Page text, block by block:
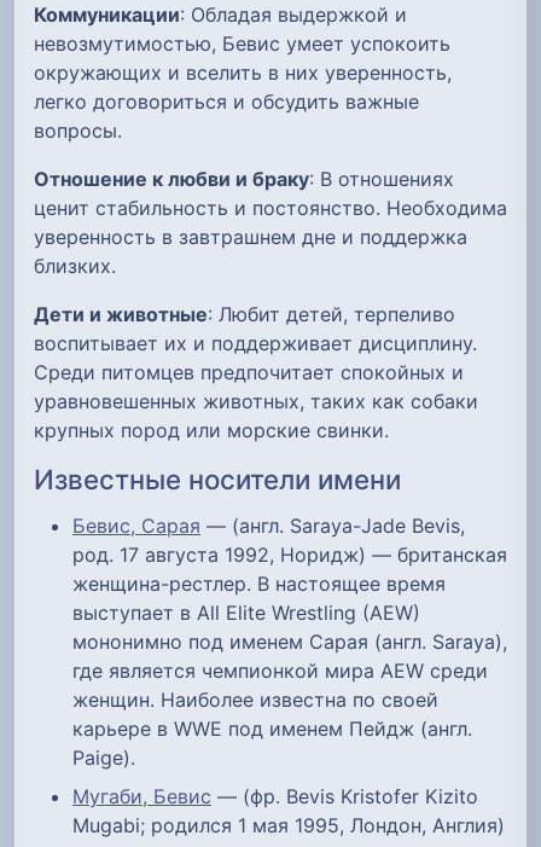
Коммуникации: Обладая выдержкой и
невозмутимостью, Бевис умеет успокоить
окружающих и вселить в них уверенность,
легко договориться и обсудить важные
вопросы.
Отношение к любви и браку: В отношениях
ценит стабильность и постоянство. Необходима
уверенность в завтрашнем дне и поддержка
близких.
Дети и животные: Любит детей, терпеливо
воспитывает их и поддерживает дисциплину.
Среди питомцев предпочитает спокойных и
уравновешенных животных, таких как собаки
крупных пород или морские свинки.
Известные носители имени
Бевис, Сарая — (англ. Saraya-Jade Bevis,
род. 17 августа 1992, Норидж) — британская
женщина-рестлер. В настоящее время
выступает в All Elite Wrestling (AEW)
мононимно под именем Сарая (англ. Saraya),
где является чемпионкой мира AEW среди
женщин. Наиболее известна по своей
карьере в WWE под именем Пейдж (англ.
Paige).
Мугаби, Бевис — (фр. Bevis Kristofer Kizito
Mugabi; родился 1 мая 1995, Лондон, Англия)